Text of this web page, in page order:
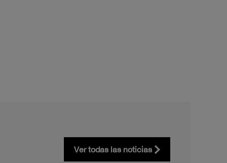
Ver todas las noticias